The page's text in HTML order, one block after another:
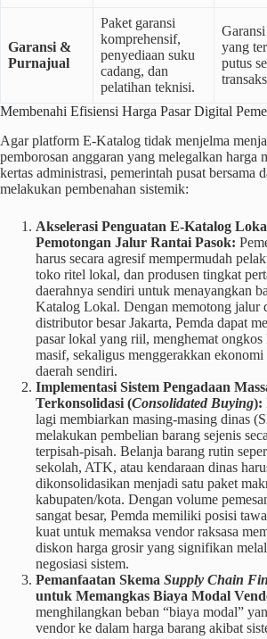
Garansi &
Purnajual
Paket garansi
komprehensif,
penyediaan suku
cadang, dan
pelatihan teknisi.
yang
putus
Membenahi Efisiensi Harga Pasar Digital
Agar platform E-Katalog tidak menjelma
pemborosan anggaran yang melegalkan harga
kertas administrasi, pemerintah pusat bersama
melakukan pembenahan sistemik:
Akselerasi Penguatan E-Katalog
Pemotongan Jalur Rantai Pasok:
harus secara agresif mempermudah
toko ritel lokal, dan produsen tingkat
daerahnya sendiri untuk menayangkan
Katalog Lokal. Dengan memotong jalur
distributor besar Jakarta, Pemda dapat
pasar lokal yang riil, menghemat ongkos
masif, sekaligus menggerakkan ekonomi
daerah sendiri.
Implementasi Sistem Pengadaan
Terkonsolidasi (Consolidated Buying):
lagi membiarkan masing-masing dinas
melakukan pembelian barang sejenis
terpisah-pisah. Belanja barang rutin
sekolah, ATK, atau kendaraan dinas
dikonsolidasikan menjadi satu paket
kabupaten/kota. Dengan volume
sangat besar, Pemda memiliki posisi
kuat untuk memaksa vendor raksasa
diskon harga grosir yang signifikan
negosiasi sistem.
Pemanfaatan Skema Supply Chain
untuk Memangkas Biaya Modal
menghilangkan beban “biaya modal”
vendor ke dalam harga barang akibat